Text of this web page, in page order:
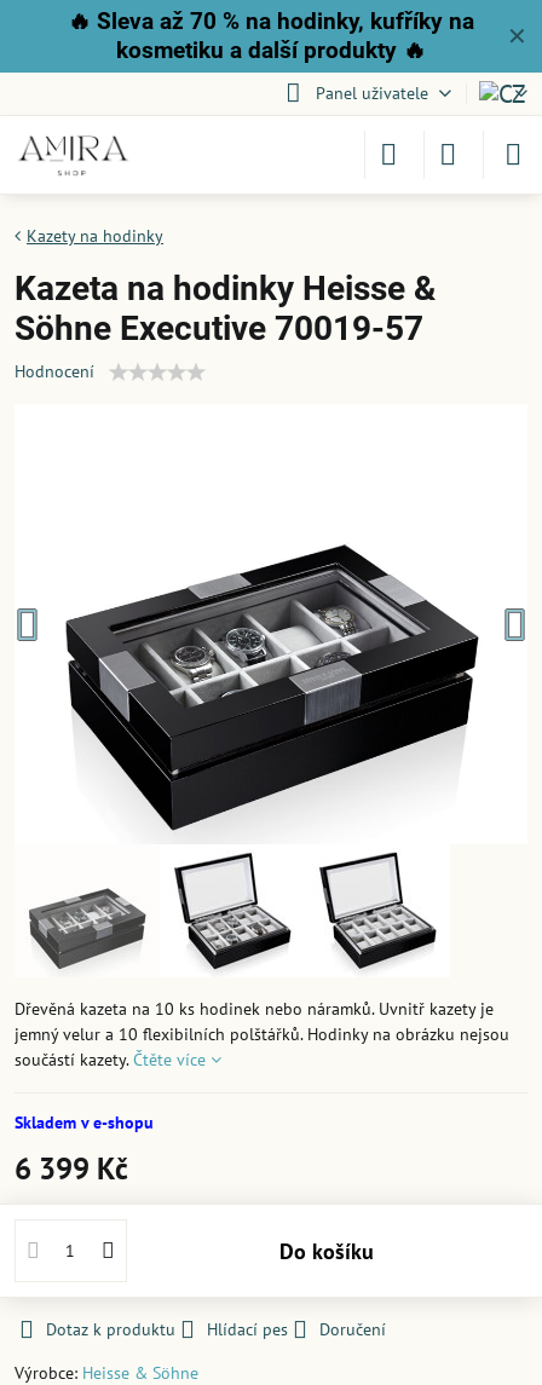
✕
🔥 Sleva až 70 % na hodinky, kufříky na
kosmetiku a další produkty 🔥
Panel uživatele
Kazety na hodinky
Kazeta na hodinky Heisse &
Söhne Executive 70019-57
Hodnocení
Dřevěná kazeta na 10 ks hodinek nebo náramků. Uvnitř kazety je
jemný velur a 10 flexibilních polštářků. Hodinky na obrázku nejsou
součástí kazety.Čtěte více
Skladem v e-shopu
6 399 Kč
Do košíku
Dotaz k produktu Hlídací pes
Doručení
Výrobce: Heisse & Söhne